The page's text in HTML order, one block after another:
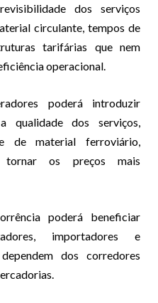
dos serviços
circulante, tempos de
tarifárias que nem
operacional.
poderá introduzir
qualidade dos serviços,
de material ferroviário,
tornar os preços mais
poderá beneficiar
importadores e
dos corredores